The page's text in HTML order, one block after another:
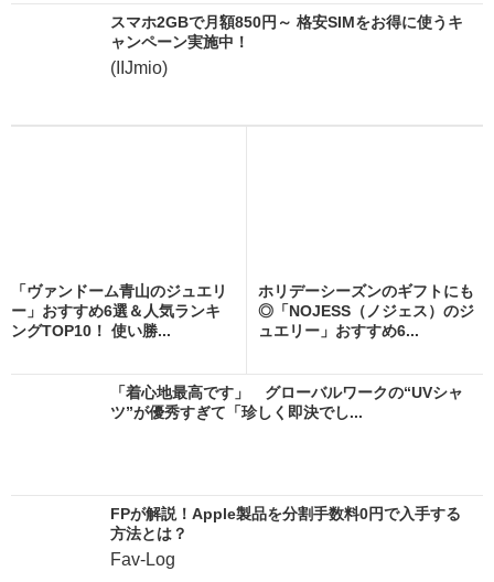
スマホ2GBで月額850円～ 格安SIMをお得に使うキ
ャンペーン実施中！
(IIJmio)
「ヴァンドーム青山のジュエリ
ー」おすすめ6選＆人気ランキ
ングTOP10！ 使い勝...
ホリデーシーズンのギフトにも
◎「NOJESS（ノジェス）のジ
ュエリー」おすすめ6...
「着心地最高です」 グローバルワークの“UVシャ
ツ”が優秀すぎて「珍しく即決でし...
FPが解説！Apple製品を分割手数料0円で入手する
方法とは？
Fav-Log